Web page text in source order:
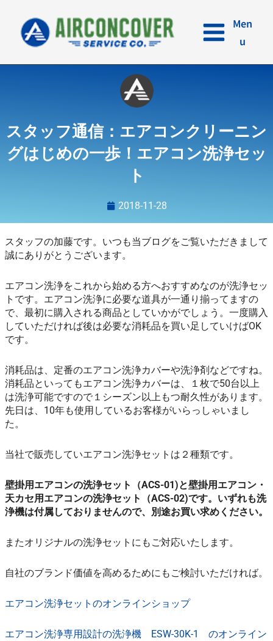
キ
Men
u
スタッフ通信：エアコンクリーニン
グはじめの一歩！エアコン洗浄セッ
ト
2018-11-28
スタッフの加藤です。いつも当ブログをご覧いただきまして
誠にありがとうございます。
エアコン洗浄をこれから始める方へおすすめなのが洗浄セッ
トです。エアコン洗浄に必要な道具が一通り揃ってますの
で、最初に購入される商品としていかがでしょう。一度購入
していただければ後は必要な消耗品を買い足していけばOK
です。
消耗品は、定番のエアコン洗浄カバーや洗浄剤などですね。
消耗品といってもエアコン洗浄カバーは、１枚で50台以上
は洗浄可能ですので１シーズン以上もつ耐久性があります。
先日は、10年も使用しているお客様がいらっしゃいまし
た。
当社で販売していエアコン洗浄セットは２種類です。
壁掛用エアコンの洗浄セット（ACS-01)と壁掛用エアコン・
天カセ用エアコンの洗浄セット（ACS-02)です。いずれも洗
浄機は付属しておりませんので、別途お買い求めください。
またオリジナルの洗浄セットにもご対応いたします。
自社のブランド価値を高めるためにもご検討いただければ。
エアコン洗浄セットのオンラインショップ
エアコン洗浄専用設計の洗浄機 ESW-30K-1 のオンライン